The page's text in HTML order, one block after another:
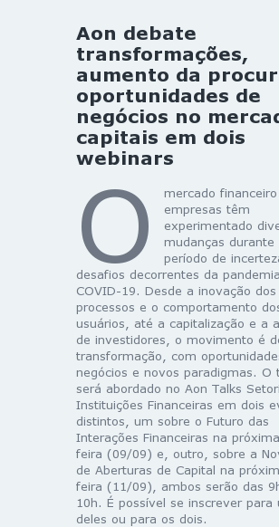
Aon debate
transformações,
aumento da
oportunidades de
negócios no
capitais em dois
webinars
O
mercado
empresas têm
experimentado
mudanças durante
período de
desafios decorrentes da
COVID-19. Desde a inovação dos
processos e o comportamento
usuários, até a capitalização e a
de investidores, o movimento é
transformação, com
negócios e novos paradigmas. O
será abordado no Aon Talks
Instituições Financeiras em dois
distintos, um sobre o Futuro das
Interações Financeiras na
feira (09/09) e, outro, sobre a
de Aberturas de Capital na
feira (11/09), ambos serão das
10h. É possível se inscrever para
deles ou para os dois.